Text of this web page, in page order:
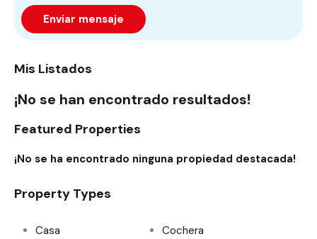
Enviar mensaje
Mis Listados
¡No se han encontrado resultados!
Featured Properties
¡No se ha encontrado ninguna propiedad destacada!
Property Types
Casa
Cochera